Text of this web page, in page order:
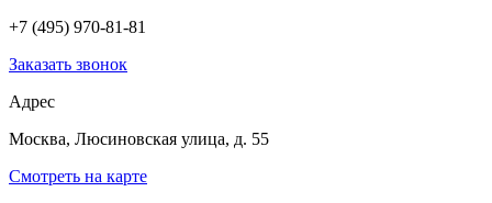
+7 (495) 970-81-81
Заказать звонок
Адрес
Москва, Люсиновская улица, д. 55
Смотреть на карте